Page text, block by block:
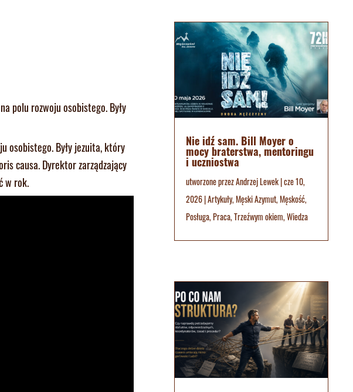
polu rozwoju osobistego. Były
osobistego. Były jezuita, który
causa. Dyrektor zarządzający
w rok.
Nie idź sam. Bill Moyer o
mocy braterstwa, mentoringu
i uczniostwa
utworzone przezAndrzej Lewek|cze 10,
2026|Artykuły,Męski Azymut,Męskość,
Posługa,Praca,Trzeźwym okiem,Wiedza